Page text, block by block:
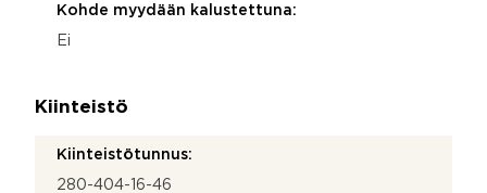
Kohde myydään kalustettuna:
Ei
Kiinteistö
Kiinteistötunnus:
280-404-16-46